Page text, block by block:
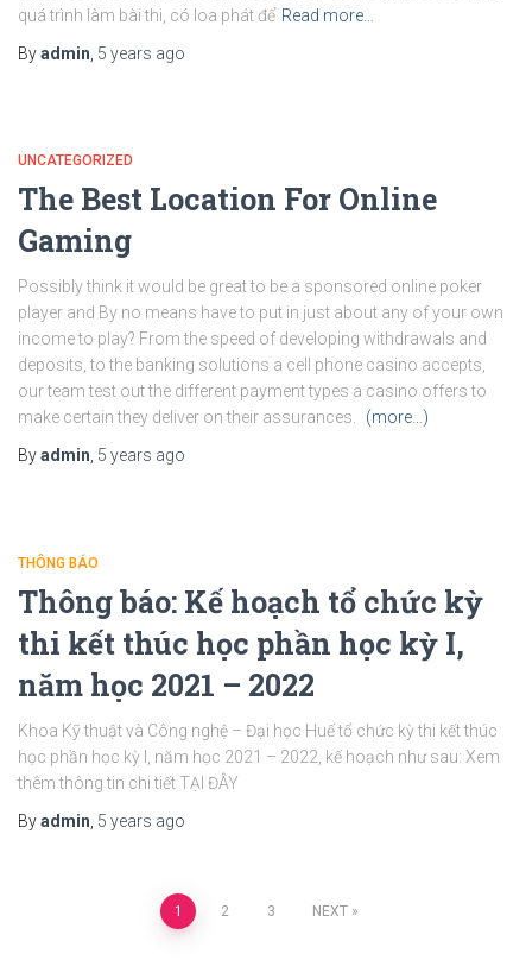
quá trình làm bài thi, có loa phát để Read more…
Byadmin 5 years ago
UNCATEGORIZED
The Best Location For Online
Gaming
Possibly think it would be great to be a sponsored onIine poker
player and By no means have to put in just about any of your own
income to play? From the speed of developing withdrawals and
deposits, to the banking solutions a cell phone casino accepts,
our team test out the different payment types a casino offers to
make certain they deliver on their assurances.
(more…)
Byadmin 5 years ago
THÔNG BÁO
Thông báo: Kế hoạch tổ chức kỳ
thi kết thúc học phần học kỳ I,
năm học 2021 – 2022
Khoa Kỹ thuật và Công nghệ – Đại học Huế tổ chức kỳ thi kết thúc
học phần học kỳ I, năm học 2021 – 2022, kế hoạch như sau: Xem
thêm thông tin chi tiết TẠI ĐÂY
Byadmin 5 years ago
1 2 3 NEXT